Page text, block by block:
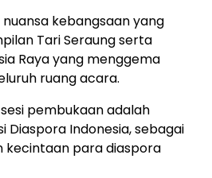
kebangsaan yang
Tari Seraung serta
Raya yang menggema
ruang acara.
pembukaan adalah
Diaspora Indonesia, sebagai
kecintaan para diaspora